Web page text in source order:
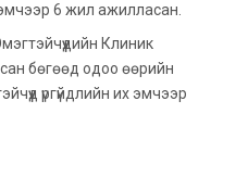
эмчээр 6 жил ажилласан.
Клиник
бөгөөд одоо өөрийн
үргүйдлийн их эмчээр